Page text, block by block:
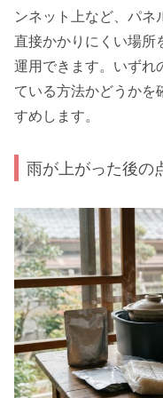
ンネット上など、パネ
直接かかりにくい場所
運用できます。いずれ
ている方法かどうかを
すめします。
雨が上がった後の